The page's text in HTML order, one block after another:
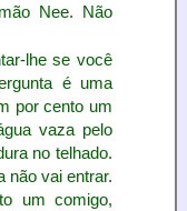
Nee. Não
lhe se você
é uma
por cento um
vaza pelo
no telhado.
não vai entrar.
um comigo,